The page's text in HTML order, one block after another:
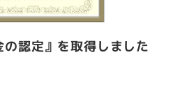
認定』を取得しました